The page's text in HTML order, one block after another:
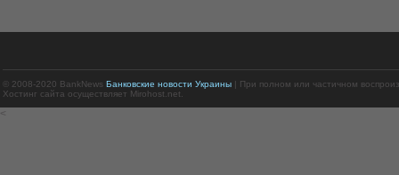
© 2008-2020 BankNews Банковские новости Украины| При полном или частичном
Хостинг сайта осуществляет Mirohost.net.
<